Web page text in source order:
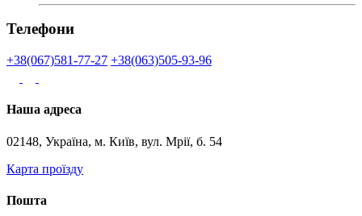
Телефони
+38(067)581-77-27 +38(063)505-93-96
Наша адреса
02148, Україна, м. Київ, вул. Мрії, б. 54
Карта проїзду
Пошта